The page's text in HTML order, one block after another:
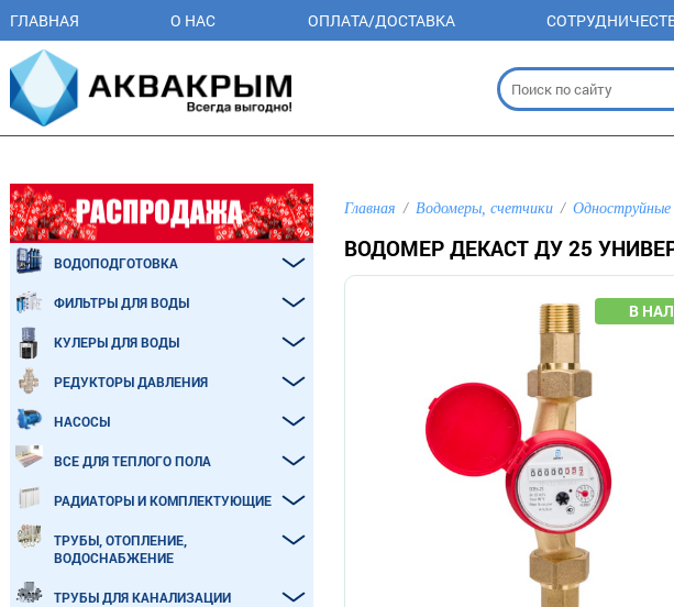
ГЛАВНАЯ О НАС ОПЛАТА/ДОСТАВКА
Главная Водомеры, счетчики Одноструйные
ВОДОМЕР ДЕКАСТ ДУ 25
ВОДОПОДГОТОВКА
ФИЛЬТРЫ ДЛЯ ВОДЫ
КУЛЕРЫ ДЛЯ ВОДЫ
РЕДУКТОРЫ ДАВЛЕНИЯ
НАСОСЫ
ВСЕ ДЛЯ ТЕПЛОГО ПОЛА
РАДИАТОРЫ И КОМПЛЕКТУЮЩИЕ
ТРУБЫ, ОТОПЛЕНИЕ,
ВОДОСНАБЖЕНИЕ
ТРУБЫ ДЛЯ КАНАЛИЗАЦИИ